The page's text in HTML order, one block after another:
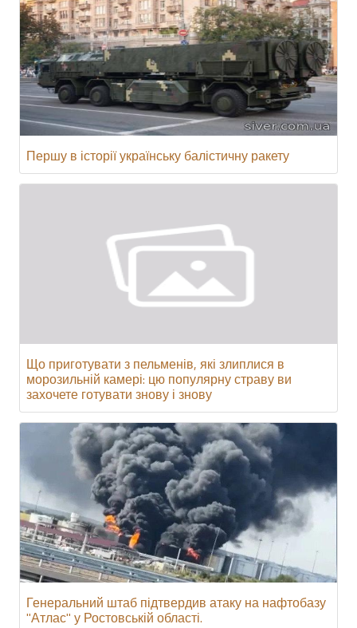
Першу в історії українську балістичну ракету
Що приготувати з пельменів, які злиплися в
морозильній камері: цю популярну страву ви
захочете готувати знову і знову
Генеральний штаб підтвердив атаку на нафтобазу
"Атлас" у Ростовській області.